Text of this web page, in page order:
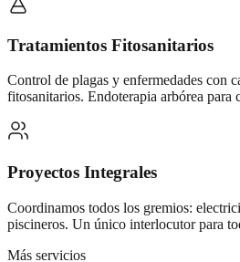
Tratamientos Fitosanitarios
Control de plagas y enfermedades con
fitosanitarios. Endoterapia arbórea para
Proyectos Integrales
Coordinamos todos los gremios:
piscineros. Un único interlocutor para
Más servicios